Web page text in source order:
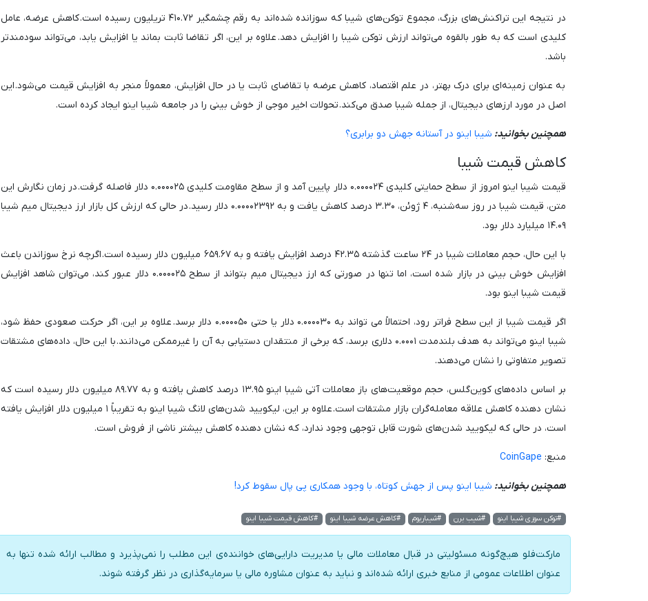
در نتیجه این تراکنش‌های بزرگ، مجموع توکن‌های شیبا که سوزانده شده‌اند به رقم چشمگیر ۴۱۰.۷۲ تریلیون رسیده است. کاهش عرضه، عامل
کلیدی است که به طور بالقوه می‌تواند ارزش توکن شیبا را افزایش دهد. علاوه بر این، اگر تقاضا ثابت بماند یا افزایش یابد، می‌تواند سودمندتر
باشد.
به عنوان زمینه‌ای برای درک بهتر، در علم اقتصاد، کاهش عرضه با تقاضای ثابت یا در حال افزایش، معمولاً منجر به افزایش قیمت می‌شود. این
اصل در مورد ارزهای دیجیتال، از جمله شیبا صدق می‌کند. تحولات اخیر موجی از خوش بینی را در جامعه شیبا اینو ایجاد کرده است.
همچنین بخوانید: شیبا اینو در آستانه جهش دو برابری؟
کاهش قیمت شیبا
قیمت شیبا اینو امروز از سطح حمایتی کلیدی ۰.۰۰۰۰۲۴ دلار پایین آمد و از سطح مقاومت کلیدی ۰.۰۰۰۰۲۵ دلار فاصله گرفت. در زمان نگارش این
متن، قیمت شیبا در روز سه‌شنبه، ۴ ژوئن، ۳.۳۰ درصد کاهش یافت و به ۰.۰۰۰۰۲۳۹۲ دلار رسید. در حالی که ارزش کل بازار ارز دیجیتال میم شیبا
۱۴.۰۹ میلیارد دلار بود.
با این حال، حجم معاملات شیبا در ۲۴ ساعت گذشته ۴۲.۳۵ درصد افزایش یافته و به ۶۵۹.۶۷ میلیون دلار رسیده است. اگرچه نرخ سوزاندن باعث
افزایش خوش بینی در بازار شده است، اما تنها در صورتی که ارز دیجیتال میم بتواند از سطح ۰.۰۰۰۰۲۵ دلار عبور کند، می‌توان شاهد افزایش
قیمت شیبا اینو بود.
اگر قیمت شیبا از این سطح فراتر رود، احتمالاً می تواند به ۰.۰۰۰۰۳۰ دلار یا حتی ۰.۰۰۰۰۵۰ دلار برسد. علاوه بر این، اگر حرکت صعودی حفظ شود،
شیبا اینو می‌تواند به هدف بلندمدت ۰.۰۰۰۱ دلاری برسد، که برخی از منتقدان دستیابی به آن را غیرممکن می‌دانند. با این حال، داده‌های مشتقات
تصویر متفاوتی را نشان می‌دهند.
بر اساس داده‌های کوین‌گلس، حجم موقعیت‌های باز معاملات آتی شیبا اینو ۱۳.۹۵ درصد کاهش یافته و به ۸۹.۷۷ میلیون دلار رسیده است که
نشان دهنده کاهش علاقه معامله‌گران بازار مشتقات است. علاوه بر این، لیکویید شدن‌های لانگ شیبا اینو به تقریباً ۱ میلیون دلار افزایش یافته
است، در حالی که لیکویید شدن‌های شورت قابل توجهی وجود ندارد، که نشان دهنده کاهش بیشتر ناشی از فروش است.
منبع: CoinGape
همچنین بخوانید: شیبا اینو پس از جهش کوتاه، با وجود همکاری پی پال سقوط کرد!
#توکن سوزی شیبا اینو #شیب برن #شیباریوم #کاهش عرضه شیبا اینو #کاهش قیمت شیبا اینو
مارکت‌فلو هیچ‌گونه مسئولیتی در قبال معاملات مالی یا مدیریت دارایی‌های خواننده‌ی این مطلب را نمی‌پذیرد و مطالب ارائه شده تنها به
عنوان اطلاعات عمومی از منابع خبری ارائه شده‌اند و نباید به عنوان مشاوره مالی یا سرمایه‌گذاری در نظر گرفته شوند.